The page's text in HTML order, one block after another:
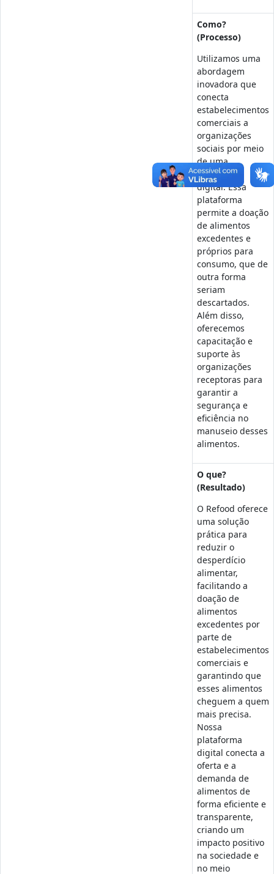
Como?
(Processo)
Utilizamos uma
abordagem
inovadora que
conecta
estabelecimentos
comerciais a
organizações
sociais por meio
de uma
plataforma
digital. Essa
plataforma
permite a doação
de alimentos
excedentes e
próprios para
consumo, que de
outra forma
seriam
descartados.
Além disso,
oferecemos
capacitação e
suporte às
organizações
receptoras para
garantir a
segurança e
eficiência no
manuseio desses
alimentos.
O que?
(Resultado)
O Refood oferece
uma solução
prática para
reduzir o
desperdício
alimentar,
facilitando a
doação de
alimentos
excedentes por
parte de
estabelecimentos
comerciais e
garantindo que
esses alimentos
cheguem a quem
mais precisa.
Nossa
plataforma
digital conecta a
oferta e a
demanda de
alimentos de
forma eficiente e
transparente,
criando um
impacto positivo
na sociedade e
no meio